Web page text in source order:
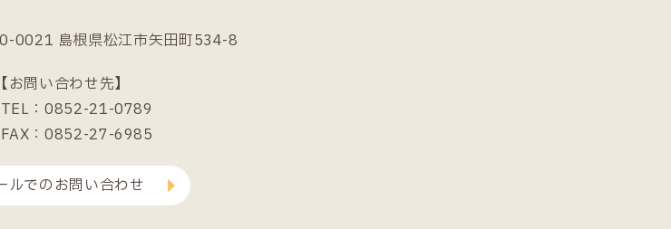
0021 島根県松江市矢田町534-8
【お問い合わせ先】
：0852-21-0789
：0852-27-6985
ルでのお問い合わせ